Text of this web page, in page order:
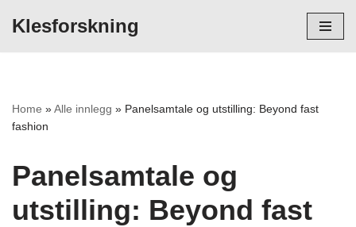
Klesforskning
Home »Alle innlegg » Panelsamtale og utstilling: Beyond fast
fashion
Panelsamtale og
utstilling: Beyond fast